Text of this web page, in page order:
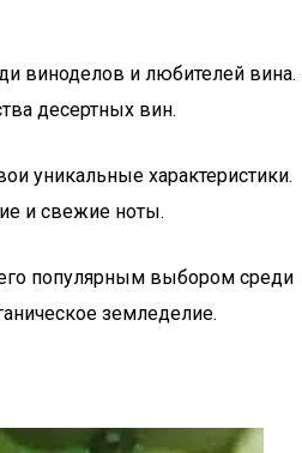
виноделов и любителей вина.
десертных вин.
уникальные характеристики.
и свежие ноты.
его популярным выбором среди
земледелие.